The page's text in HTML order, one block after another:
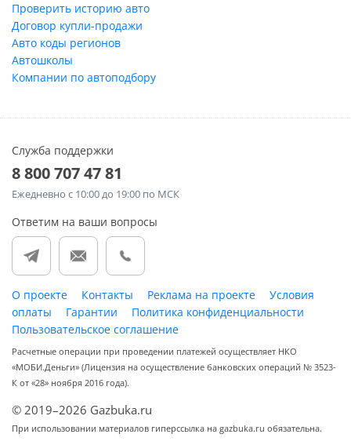
Проверить историю авто
Договор купли-продажи
Авто коды регионов
Автошколы
Компании по автоподбору
Служба поддержки
8 800 707 47 81
Ежедневно с 10:00 до 19:00 по МСК
Ответим на ваши вопросы
О проекте Контакты Реклама на проекте
Условия
оплаты
Гарантии
Политика конфиденциальности
Пользовательское соглашение
Расчетные операции при проведении платежей осуществляет НКО
«МОБИ.Деньги» (Лицензия на осуществление банковских операций № 3523-
К от «28» ноября 2016 года).
© 2019–2026 Gazbuka.ru
При использовании материалов гиперссылка на gazbuka.ru обязательна.